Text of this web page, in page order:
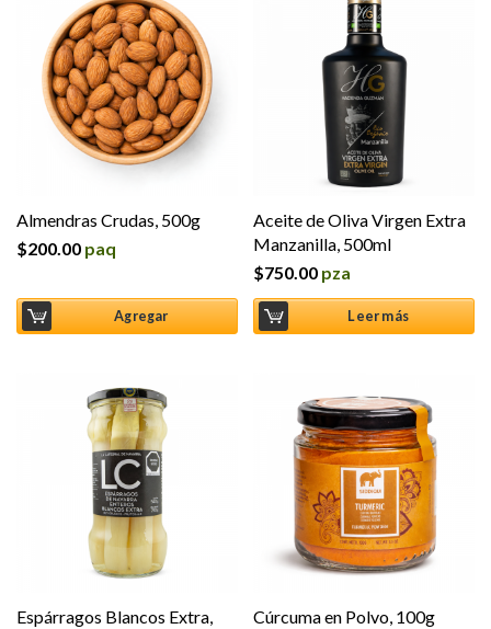
Almendras Crudas, 500g
$200.00 paq
Agregar
Aceite de Oliva Virgen Extra
Manzanilla, 500ml
$750.00 pza
Leer más
Espárragos Blancos Extra,
Cúrcuma en Polvo, 100g